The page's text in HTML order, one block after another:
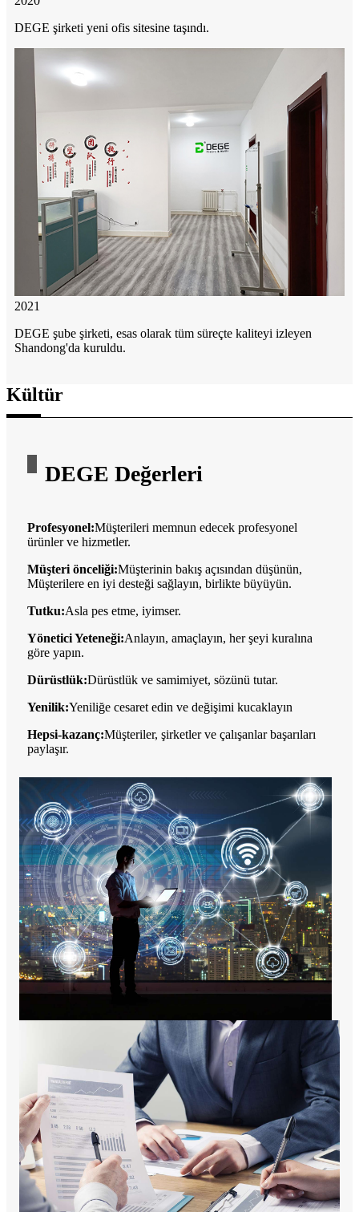
DEGE şirketi yeni ofis sitesine taşındı.
2021
DEGE şube şirketi, esas olarak tüm süreçte kaliteyi izleyen
Shandong'da kuruldu.
Kültür
DEGE Değerleri
Profesyonel:Müşterileri memnun edecek profesyonel
ürünler ve hizmetler.
Müşteri önceliği:Müşterinin bakış açısından düşünün,
Müşterilere en iyi desteği sağlayın, birlikte büyüyün.
Tutku:Asla pes etme, iyimser.
Yönetici Yeteneği:Anlayın, amaçlayın, her şeyi kuralına
göre yapın.
Dürüstlük:Dürüstlük ve samimiyet, sözünü tutar.
Yenilik:Yeniliğe cesaret edin ve değişimi kucaklayın
Hepsi-kazanç:Müşteriler, şirketler ve çalışanlar başarıları
paylaşır.